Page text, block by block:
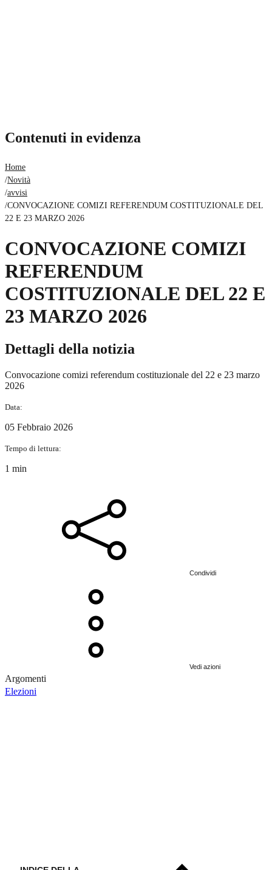
Contenuti in evidenza
Home
/Novità
/avvisi
/CONVOCAZIONE COMIZI REFERENDUM COSTITUZIONALE DEL
22 E 23 MARZO 2026
CONVOCAZIONE COMIZI
REFERENDUM
COSTITUZIONALE DEL 22 E
23 MARZO 2026
Dettagli della notizia
Convocazione comizi referendum costituzionale del 22 e 23 marzo
2026
Data:
05 Febbraio 2026
Tempo di lettura:
1 min
Condividi
Vedi azioni
Argomenti
Elezioni